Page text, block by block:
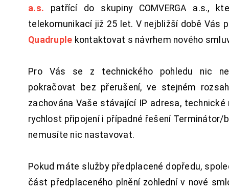
a.s. patřící do skupiny COMVERGA a.s.,
telekomunikací již 25 let. V nejbližší době Vás
Quadruple kontaktovat s návrhem nového
Pro Vás se z technického pohledu nic
pokračovat bez přerušení, ve stejném
zachována Vaše stávající IP adresa, technické
rychlost připojení i případné řešení Terminátor/
nemusíte nic nastavovat.
Pokud máte služby předplacené dopředu,
část předplaceného plnění zohlední v nové